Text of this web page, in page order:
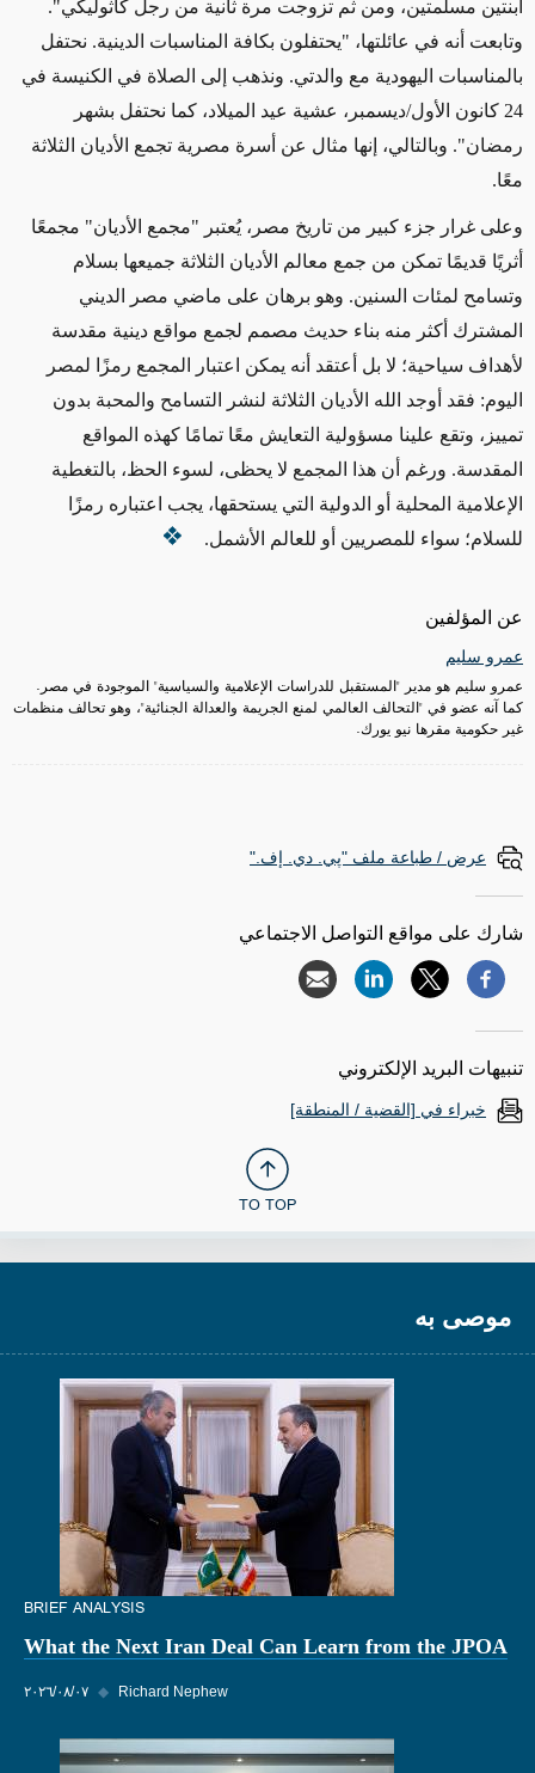
عن المؤلفين
عمرو سليم
عمرو سليم هو مدير "المستقبل للدراسات الإعلامية والسياسية" الموجودة في مصر.
كما آنه عضو في "التحالف العالمي لمنع الجريمة والعدالة الجنائية"، وهو تحالف منظمات
غير حكومية مقرها نيو يورك.
ابنتين مسلمتين، ومن ثم تزوجت مرة ثانية من رجل كاثوليكي".
وتابعت أنه في عائلتها، "يحتفلون بكافة المناسبات الدينية. نحتفل
بالمناسبات اليهودية مع والدتي. ونذهب إلى الصلاة في الكنيسة في
24 كانون الأول/ديسمبر، عشية عيد الميلاد، كما نحتفل بشهر
رمضان". وبالتالي، إنها مثال عن أسرة مصرية تجمع الأديان الثلاثة
معًا.
وعلى غرار جزء كبير من تاريخ مصر، يُعتبر "مجمع الأديان" مجمعًا
أثريًا قديمًا تمكن من جمع معالم الأديان الثلاثة جميعها بسلام
وتسامح لمئات السنين. وهو برهان على ماضي مصر الديني
المشترك أكثر منه بناء حديث مصمم لجمع مواقع دينية مقدسة
لأهداف سياحية؛ لا بل أعتقد أنه يمكن اعتبار المجمع رمزًا لمصر
اليوم: فقد أوجد الله الأديان الثلاثة لنشر التسامح والمحبة بدون
تمييز، وتقع علينا مسؤولية التعايش معًا تمامًا كهذه المواقع
المقدسة. ورغم أن هذا المجمع لا يحظى، لسوء الحظ، بالتغطية
الإعلامية المحلية أو الدولية التي يستحقها، يجب اعتباره رمزًا
للسلام؛ سواء للمصريين أو للعالم الأشمل.
عرض / طباعة ملف "پي. دي. إف."
شارك على مواقع التواصل الاجتماعي
تنبيهات البريد الإلكتروني
خبراء في [القضية / المنطقة]
TO TOP
موصى به
BRIEF ANALYSIS
What the Next Iran Deal Can Learn from the JPOA
٠٧‏/٠٨‏/٢٠٢٦ ◆ Richard Nephew